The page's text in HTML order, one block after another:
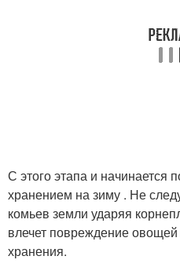
С этого этапа и начинается
хранением на зиму . Не
комьев земли ударяя
влечет повреждение овощей
хранения.